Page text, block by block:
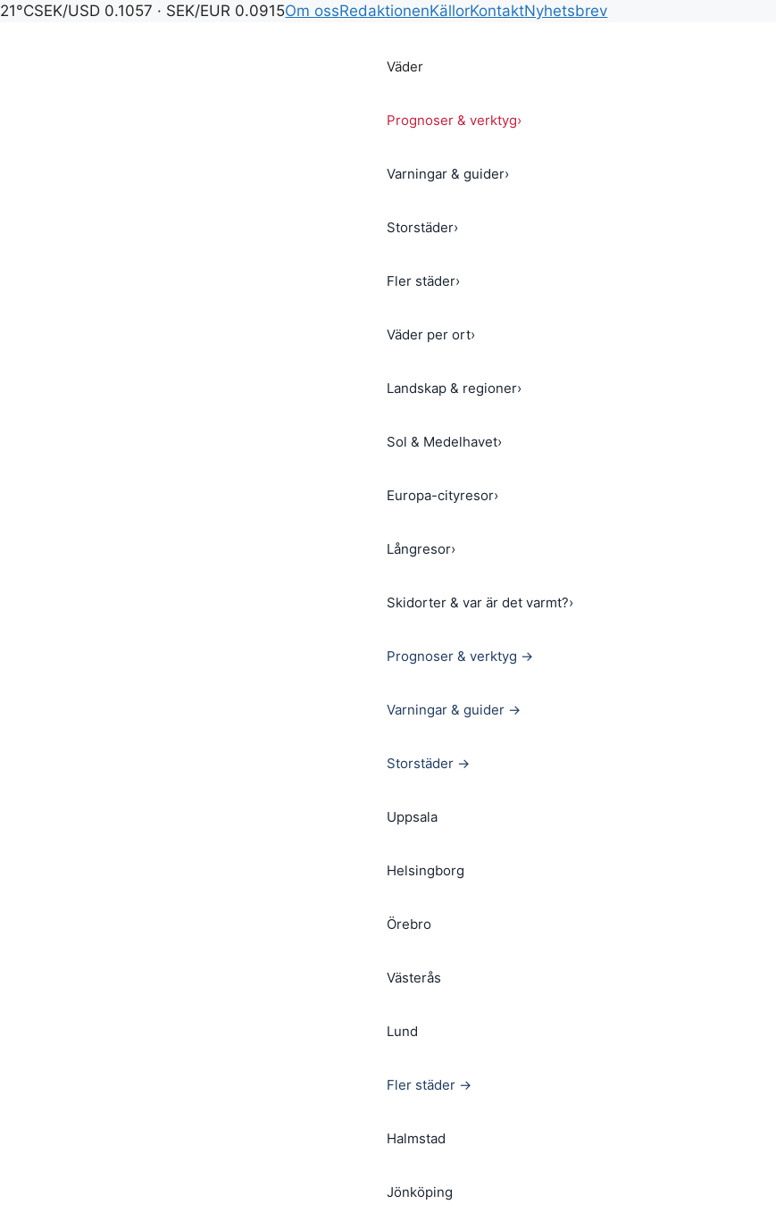
21°CSEK/USD 0.1057 · SEK/EUR 0.0915Om ossRedaktionenKällorKontaktNyhetsbrev
Väder
Prognoser & verktyg›
Varningar & guider›
Storstäder›
Fler städer›
Väder per ort›
Landskap & regioner›
Sol & Medelhavet›
Europa-cityresor›
Långresor›
Skidorter & var är det varmt?›
Prognoser & verktyg →
Varningar & guider →
Storstäder →
Uppsala
Helsingborg
Örebro
Västerås
Lund
Fler städer →
Halmstad
Jönköping